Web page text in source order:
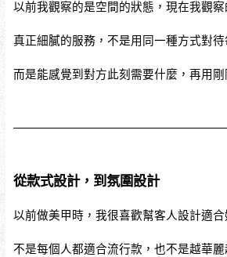
以前我觀察的是空間的狀態，現在我觀察
真正細膩的服務，不是用同一種方式對待
而是能感覺到對方此刻需要什麼，再用剛
從款式設計，到氛圍設計
以前做美甲時，我很喜歡幫客人設計適合
不是每個人都適合流行款，也不是越華麗